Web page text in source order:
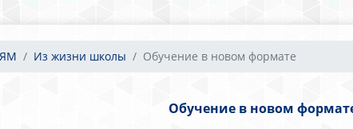
Из жизни школы Обучение в новом формате
Обучение в новом